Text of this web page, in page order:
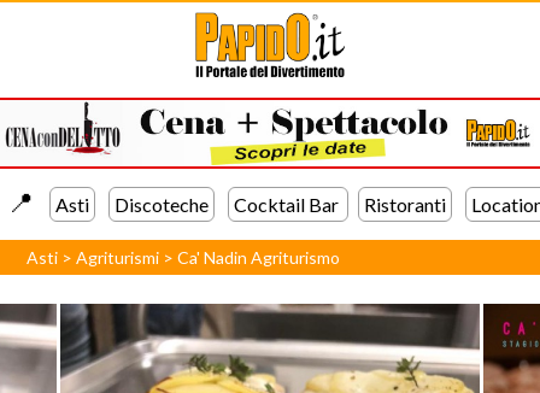
📍️ Asti Discoteche Cocktail Bar Ristoranti
Asti >Agriturismi >Ca' Nadin Agriturismo